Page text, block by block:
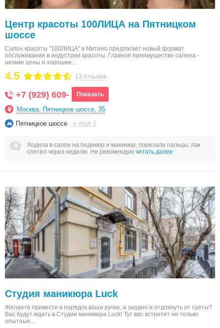
Центр красоты 100ЛИЦА на Пятницком
шоссе
Салон красоты "100ЛИЦА" в Митино предлагает новый формат
обслуживания в индустрии красоты. Главное преимущество салона -
низкие цены и хорошее…
13 отзывов
4.5
+7 (929) 609- Показать
Москва, Пятницкое шоссе, 35
Пятницкое шоссе
и еще 1
Ходила в салон на педикюр и маникюр, порезали пальцы, лак
слетел через неделю. Не рекомендую читать далее
Студия маникюра Luck
Желаете привести в порядок ваши ручки, а заодно и отдохнуть от суеты?
Вас будут ждать в Студии маникюра Luck! Тут вас встретят не только
опытные…